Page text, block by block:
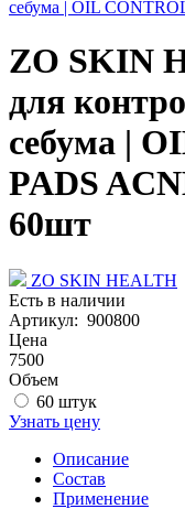
ZO SKIN
для
себума |
PADS
60шт
ZO SKIN HEALTH
Есть в наличии
Артикул: 900800
Цена
7500
Объем
60 штук
Узнать цену
Описание
Состав
Применение